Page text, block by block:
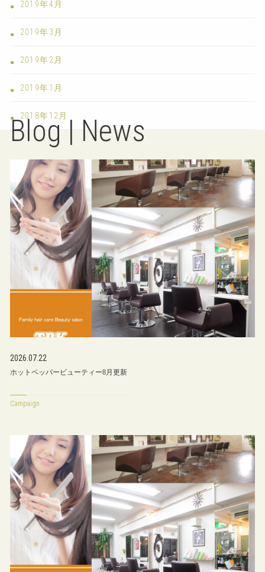
2019年4月
2019年3月
2019年2月
2019年1月
2018年12月
Blog | News
2026.07.22
ホットペッパービューティー8月更新
Campaign